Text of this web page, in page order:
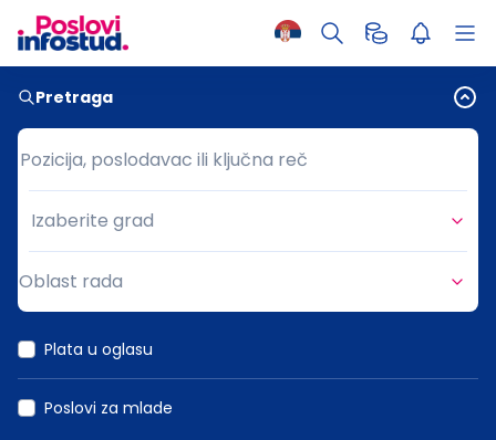
Pretraga
Pozicija, poslodavac ili ključna reč
Pozicija, poslodavac ili ključna reč
Grad
Izaberite grad
Oblast rada
Plata u oglasu
Poslovi za mlade